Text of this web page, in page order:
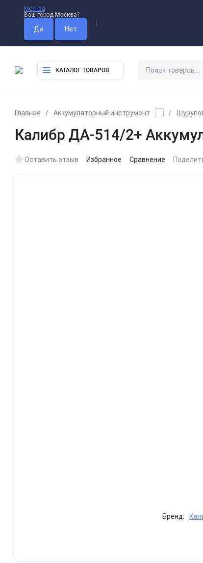
Москва
Ваш город Москва?
КАТАЛОГ ТОВАРОВ
Главная / Аккумуляторный инструмент /
Калибр ДА-514/2+
Оставить отзыв Избранное Сравнение
Бренд: